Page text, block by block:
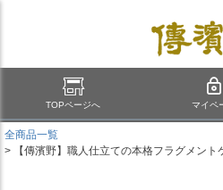
TOPページへ マイペ
全商品一覧
【傳濱野】職人仕立ての本格フラグメン